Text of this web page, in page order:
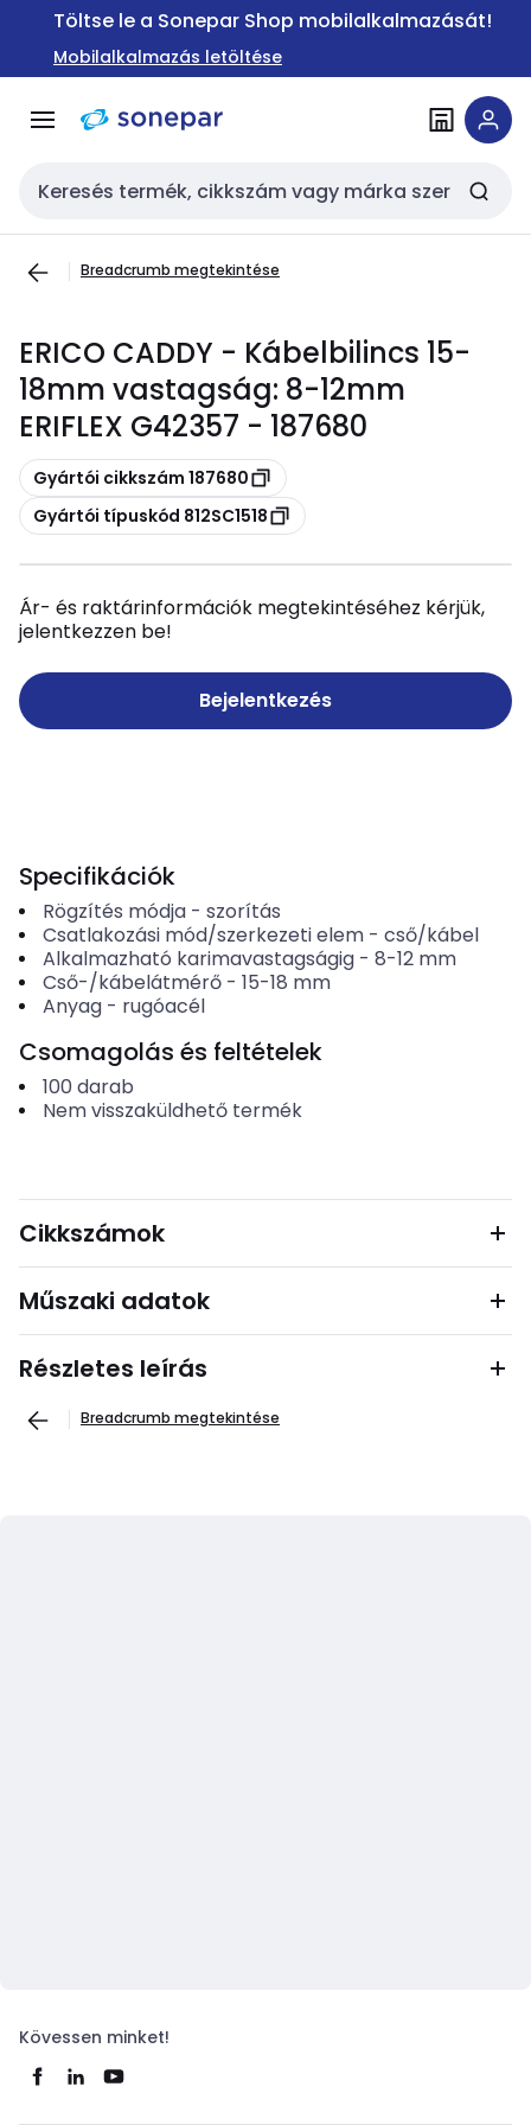
Ugrás a
Ugrás a
tartalomra
Töltse le a Sonepar Shop mobilalkalmazását!
Mobilalkalmazás letöltése
Keresési bemenet
Breadcrumb megtekintése
ERICO CADDY - Kábelbilincs 15-
18mm vastagság: 8-12mm
ERIFLEX G42357 - 187680
Másolás
Gyártói cikkszám 187680
Másolás
Gyártói típuskód 812SC1518
Ár- és raktárinformációk megtekintéséhez kérjük,
jelentkezzen be!
Bejelentkezés
Specifikációk
Rögzítés módja- szorítás
Csatlakozási mód/szerkezeti elem- cső/kábel
Alkalmazható karimavastagságig- 8-12 mm
Cső-/kábelátmérő- 15-18 mm
Anyag- rugóacél
Csomagolás és feltételek
100 darab
Nem visszaküldhető termék
Cikkszámok
Műszaki adatok
Részletes leírás
Breadcrumb megtekintése
Kövessen minket!